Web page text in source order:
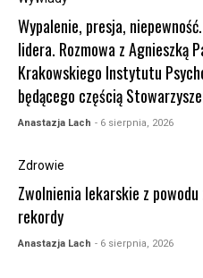
Wypalenie, presja,
lidera. Rozmowa z Agnieszką
Krakowskiego Instytutu
będącego częścią
Anastazja Lach - 6 sierpnia, 2026
Zdrowie
Zwolnienia lekarskie z
rekordy
Anastazja Lach - 6 sierpnia, 2026